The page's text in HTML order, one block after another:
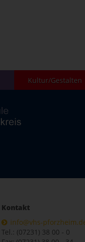
Kultur/Gestalten
Kontakt
info@vhs-
Tel.: (07231) 38 00 - 0